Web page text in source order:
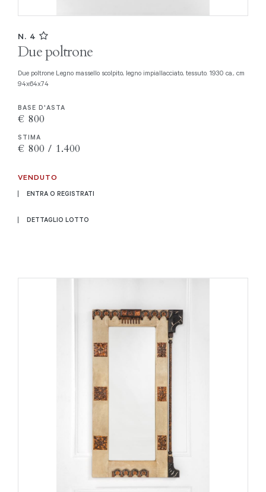
N. 4
Due poltrone
Due poltrone Legno massello scolpito, legno impiallacciato, tessuto. 1930 ca., cm
94x64x74
BASE D'ASTA
€ 800
STIMA
€ 800 / 1.400
VENDUTO
ENTRA O REGISTRATI
DETTAGLIO LOTTO